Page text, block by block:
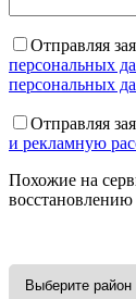
Отправляя
персональных
персональных
Отправляя
и рекламную
Похожие на
восстановлению